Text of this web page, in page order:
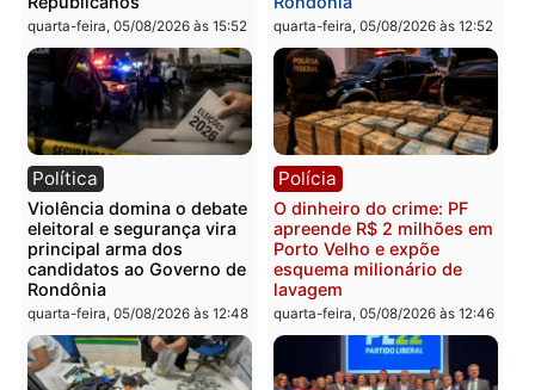
Política
Jônatas França é aprovado
na convenção e
confirmado candidato a
deputado federal pelo
Republicanos
quarta-feira, 05/08/2026 às 15:52
Brasil
TCE reúne candidatos ao
Governo e apresenta
diagnóstico que pode
mudar os rumos de
Rondônia
quarta-feira, 05/08/2026 às